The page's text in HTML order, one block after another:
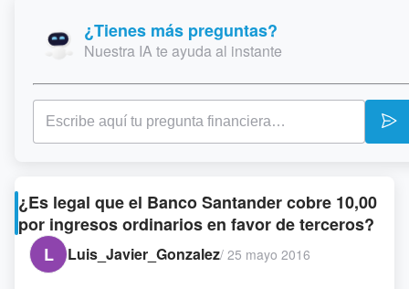
¿Tienes más preguntas?
Nuestra IA te ayuda al instante
¿Es legal que el Banco Santander cobre 10,00
por ingresos ordinarios en favor de terceros?
L
Luis_Javier_Gonzalez/ 25 mayo 2016